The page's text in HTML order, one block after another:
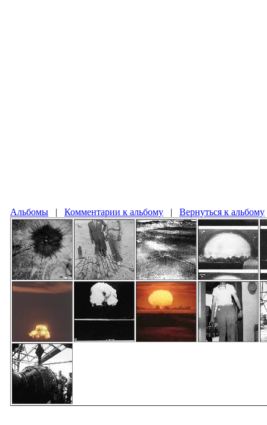
Альбомы | Комментарии к альбому | Вернуться к альбому